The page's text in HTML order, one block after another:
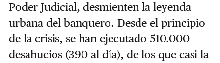
Poder Judicial, desmienten la leyenda
urbana del banquero. Desde el principio
de la crisis, se han ejecutado 510.000
desahucios (390 al día), de los que casi la